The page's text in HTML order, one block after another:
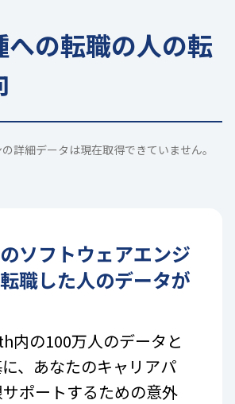
への転職の人の転
詳細データは現在取得できていません。
のソフトウェアエンジ
職した人のデータが
内の100万人のデータと
、あなたのキャリアパ
ポートするための意外